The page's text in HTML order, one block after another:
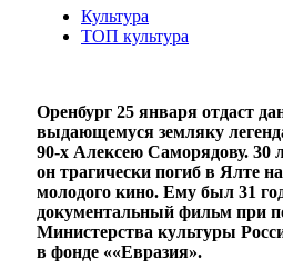
Культура
ТОП культура
Оренбург 25 января отдаст
выдающемуся земляку
90-х Алексею Саморядову. 30
он трагически погиб в Ялте
молодого кино. Ему был 31
документальный фильм при
Министерства культуры
в фонде ««Евразия».